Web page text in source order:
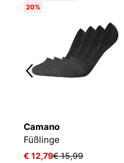
20%
Camano
Füßlinge
€ 12,79€ 15,99